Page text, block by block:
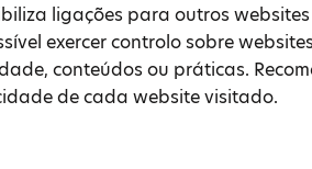
ligações para outros
exercer controlo sobre
conteúdos ou práticas.
de cada website visitado.